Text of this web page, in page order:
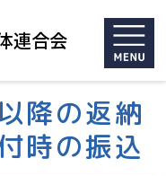
連合会
降の返納
時の振込